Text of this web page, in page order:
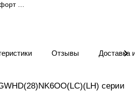
в
Отзывы Доставка
серии